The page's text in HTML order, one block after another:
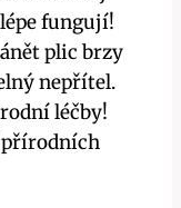
fungují!
plic brzy
nepřítel.
léčby!